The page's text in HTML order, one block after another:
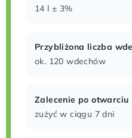
14 l ± 3%
Przybliżona liczba
ok. 120 wdechów
Zalecenie po otwarciu
zużyć w ciągu 7 dni